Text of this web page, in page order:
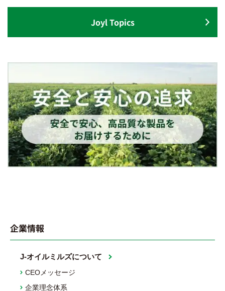
Joyl Topics
企業情報
J-オイルミルズについて
CEOメッセージ
企業理念体系